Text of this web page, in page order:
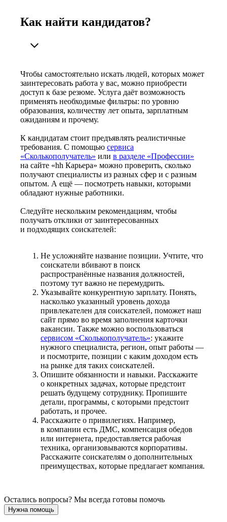
Как найти кандидатов?
Чтобы самостоятельно искать людей, которых может
заинтересовать работа у вас, можно приобрести
доступ к базе резюме. Услуга даёт возможность
применять необходимые фильтры: по уровню
образования, количеству лет опыта, зарплатным
ожиданиям и прочему.
К кандидатам стоит предъявлять реалистичные
требования. С помощью сервиса
«Сколькополучатель» или в разделе «Профессии»
на сайте «hh Карьера» можно проверить, сколько
получают специалисты из разных сфер и с разным
опытом. А ещё — посмотреть навыки, которыми
обладают нужные работники.
Следуйте нескольким рекомендациям, чтобы
получать отклики от заинтересованных
и подходящих соискателей:
Не усложняйте название позиции. Учтите, что
соискатели вбивают в поиск
распространённые названия должностей,
поэтому тут важно не перемудрить.
Указывайте конкурентную зарплату. Понять,
насколько указанный уровень дохода
привлекателен для соискателей, поможет наш
сайт прямо во время заполнения карточки
вакансии. Также можно воспользоваться
сервисом «Сколькополучатель»: укажите
нужного специалиста, регион, опыт работы —
и посмотрите, позиции с каким доходом есть
на рынке для таких соискателей.
Опишите обязанности и навыки. Расскажите
о конкретных задачах, которые предстоит
решать будущему сотруднику. Пропишите
детали, программы, с которыми предстоит
работать, и прочее.
Расскажите о привилегиях. Например,
в компании есть ДМС, компенсация обедов
или интернета, предоставляется рабочая
техника, организовываются корпоративы.
Расскажите соискателям о дополнительных
преимуществах, которые предлагает компания.
Остались вопросы? Мы всегда готовы помочь
Нужна помощь